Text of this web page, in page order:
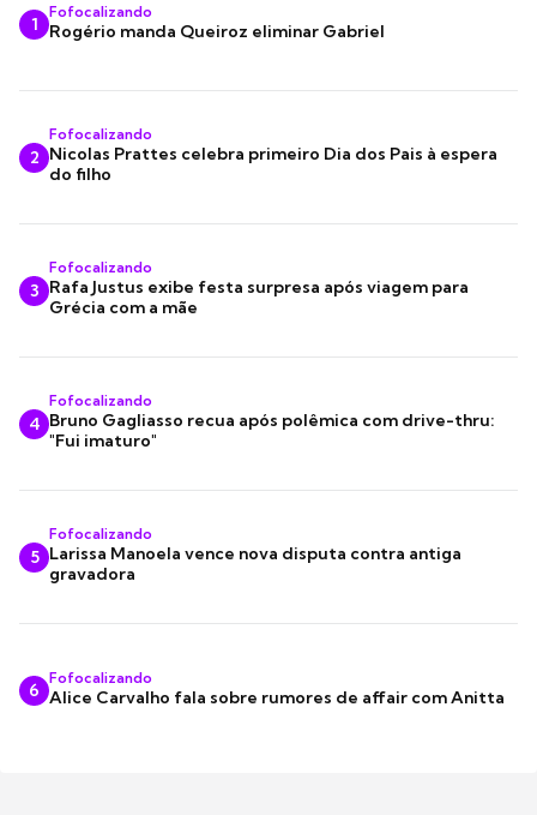
1
Fofocalizando
Rogério manda Queiroz eliminar Gabriel
2
Fofocalizando
Nicolas Prattes celebra primeiro Dia dos Pais à espera
do filho
3
Fofocalizando
Rafa Justus exibe festa surpresa após viagem para
Grécia com a mãe
4
Fofocalizando
Bruno Gagliasso recua após polêmica com drive-thru:
"Fui imaturo"
5
Fofocalizando
Larissa Manoela vence nova disputa contra antiga
gravadora
6
Fofocalizando
Alice Carvalho fala sobre rumores de affair com Anitta